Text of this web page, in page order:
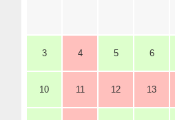
3 4 5 6
10 11 12 13